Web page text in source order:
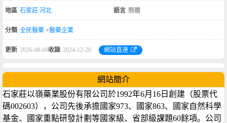
地區 石家莊 河北 語言 簡體
分類 全民醫藥 >醫藥企業
更新 2026-08-09收錄 2024-12-26 網站直達
網站簡介
石家莊以嶺藥業股份有限公司於1992年6月16日創建（股票代
碼002603），公司先後承擔國家973、國家863、國家自然科學
基金、國家重點研發計劃等國家級、省部級課題60餘項。公司